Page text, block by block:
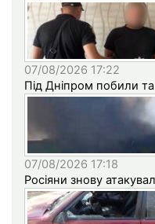
07/08/2026 17:22
Під Дніпром побили
07/08/2026 17:18
Росіяни знову